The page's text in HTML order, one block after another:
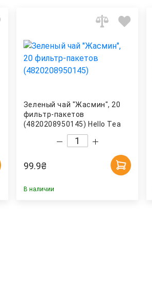
Зеленый чай "Жасмин", 20
фильтр-пакетов
(4820208950145) Hello Tea
99.9₴
В наличии